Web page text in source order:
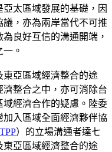
太區域發展的基礎，因
，亦為兩岸當代不可推
良好互信的溝通開端，
。
亞區域經濟整合的途
整合之中，亦可消除台
經濟合作的疑慮。陸委
入區域全面經濟夥伴協
TPP）的立場溝通者達七
亞區域經濟整合的途